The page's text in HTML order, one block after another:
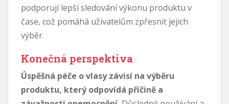
podporují lepší sledování výkonu produktu v
čase, což pomáhá uživatelům zpřesnit jejich
výběr.
Konečná perspektiva
Úspěšná péče o vlasy závisí na výběru
produktu, který odpovídá příčině a